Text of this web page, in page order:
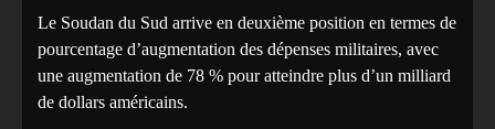
Le Soudan du Sud arrive en deuxième position en termes de
pourcentage d’augmentation des dépenses militaires, avec
une augmentation de 78 % pour atteindre plus d’un milliard
de dollars américains.